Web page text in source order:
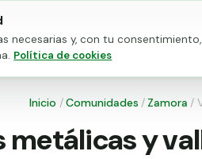
necesarias y, con tu
Política de cookies
Puertas para vallado
Inicio /Comunidades / Zamora /
metálicas y